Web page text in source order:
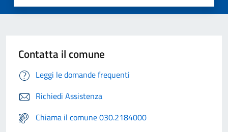
Contatta il comune
Leggi le domande frequenti
Richiedi Assistenza
Chiama il comune 030.2184000